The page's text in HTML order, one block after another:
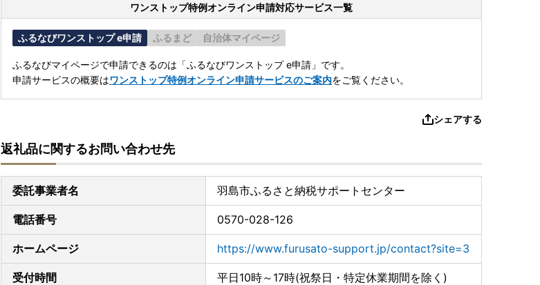
ワンストップ特例オンライン申請対応サービス一覧
ふるなびワンストップ e申請 ふるまど 自治体マイページ
ふるなびマイページで申請できるのは「ふるなびワンストップ e申請」です。
申請サービスの概要はワンストップ特例オンライン申請サービスのご案内をご覧ください。
シェアする
返礼品に関するお問い合わせ先
委託事業者名 羽島市ふるさと納税サポートセンター
電話番号 0570-028-126
ホームページ https://www.furusato-support.jp/contact?site=3
受付時間 平日10時～17時(祝祭日・特定休業期間を除く)